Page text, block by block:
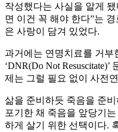
작성했다는 사실을 알게
면 이건 꼭 해야 한다”는
은 사랑이 담겨 있었다.
과거에는 연명치료를 거부
‘DNR(Do Not
제는 그럴 필요 없이 사전
삶을 준비하듯 죽음을 준
포기한 채 죽음을 앞당기
하게 살기 위한 선택이다.